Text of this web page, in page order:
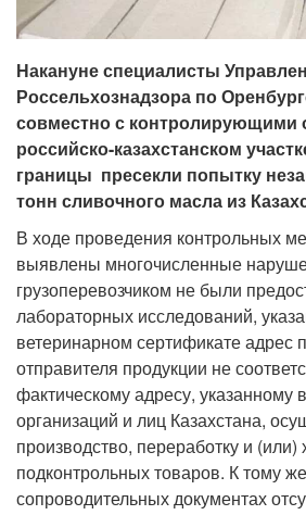
Накануне специалисты
Россельхознадзора по
совместно с контролирующими
российско-казахстанском
границы пресекли попытку
тонн сливочного масла из
В ходе проведения контрольных
выявлены многочисленные
грузоперевозчиком не были
лабораторных исследований,
ветеринарном сертификате адрес
отправителя продукции не
фактическому адресу, указанному
организаций и лиц Казахстана,
производство, переработку и (или)
подконтрольных товаров. К тому
сопроводительных документах